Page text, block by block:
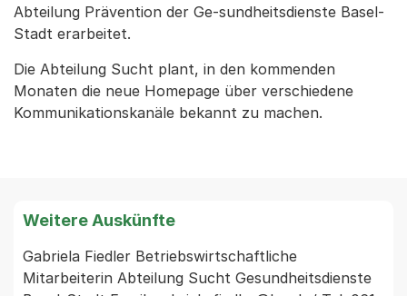
Abteilung Prävention der Ge-sundheitsdienste Basel-
Stadt erarbeitet.
Die Abteilung Sucht plant, in den kommenden
Monaten die neue Homepage über verschiedene
Kommunikationskanäle bekannt zu machen.
Weitere Auskünfte
Gabriela Fiedler Betriebswirtschaftliche
Mitarbeiterin Abteilung Sucht Gesundheitsdienste